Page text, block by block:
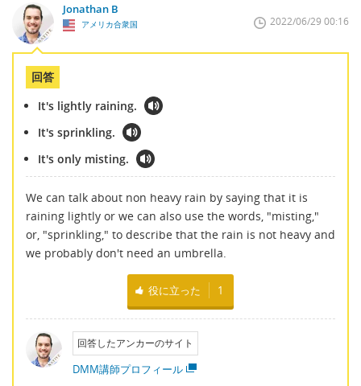
Jonathan B
アメリカ合衆国 2022/06/29 00:16
回答
It's lightly raining.
It's sprinkling.
It's only misting.
We can talk about non heavy rain by saying that it is
raining lightly or we can also use the words, "misting,"
or, "sprinkling," to describe that the rain is not heavy and
we probably don't need an umbrella.
役に立った 1
回答したアンカーのサイト
DMM講師プロフィール